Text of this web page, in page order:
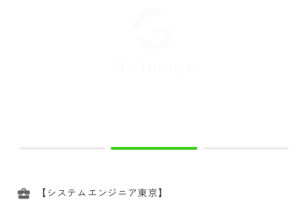
【システムエンジニア東京】